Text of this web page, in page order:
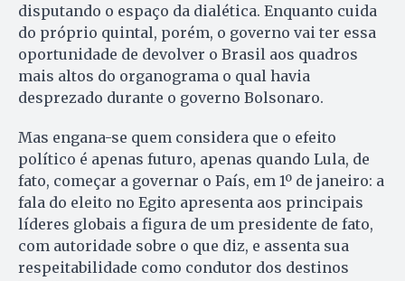
disputando o espaço da dialética. Enquanto cuida
do próprio quintal, porém, o governo vai ter essa
oportunidade de devolver o Brasil aos quadros
mais altos do organograma o qual havia
desprezado durante o governo Bolsonaro.
Mas engana-se quem considera que o efeito
político é apenas futuro, apenas quando Lula, de
fato, começar a governar o País, em 1º de janeiro: a
fala do eleito no Egito apresenta aos principais
líderes globais a figura de um presidente de fato,
com autoridade sobre o que diz, e assenta sua
respeitabilidade como condutor dos destinos